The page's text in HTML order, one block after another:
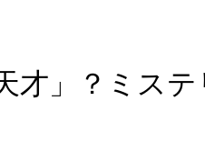
才」？ミス